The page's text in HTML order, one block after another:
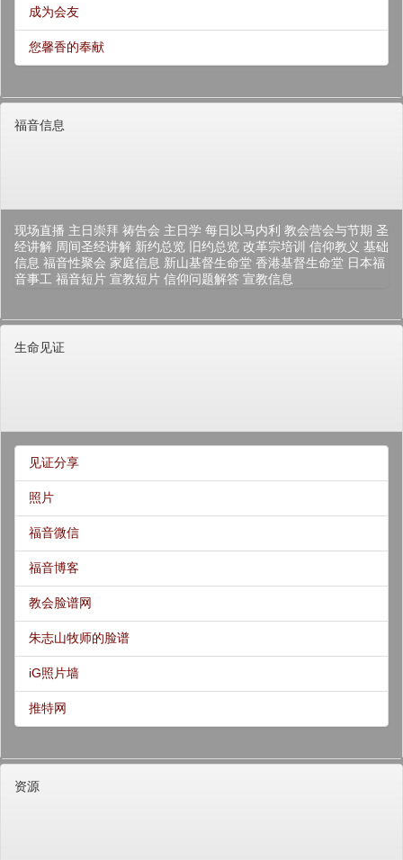
成为会友
您馨香的奉献
福音信息
现场直播 主日崇拜 祷告会 主日学 每日以马内利 教会营会与节期 圣
经讲解 周间圣经讲解 新约总览 旧约总览 改革宗培训 信仰教义 基础
信息 福音性聚会 家庭信息 新山基督生命堂 香港基督生命堂 日本福
音事工 福音短片 宣教短片 信仰问题解答 宣教信息
生命见证
见证分享
照片
福音微信
福音博客
教会脸谱网
朱志山牧师的脸谱
iG照片墙
推特网
资源